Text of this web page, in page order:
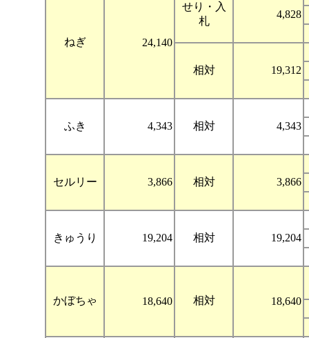
ねぎ 24,140
せり・入
札
4,828
相対 19,312
ふき 4,343 相対 4,343
セルリー 3,866 相対 3,866
きゅうり 19,204 相対 19,204
かぼちゃ 18,640 相対 18,640